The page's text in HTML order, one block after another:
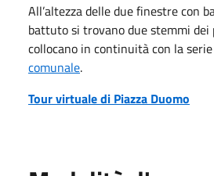
All’altezza delle due finestre con
battuto si trovano due stemmi dei
collocano in continuità con la
comunale.
Tour virtuale di Piazza Duomo